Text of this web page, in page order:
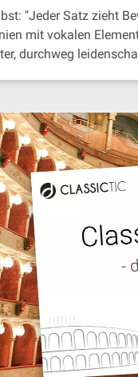
"Jeder Satz zieht
mit vokalen
durchweg